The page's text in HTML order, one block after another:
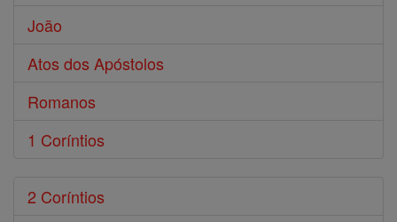
João
Atos dos Apóstolos
Romanos
1 Coríntios
2 Coríntios